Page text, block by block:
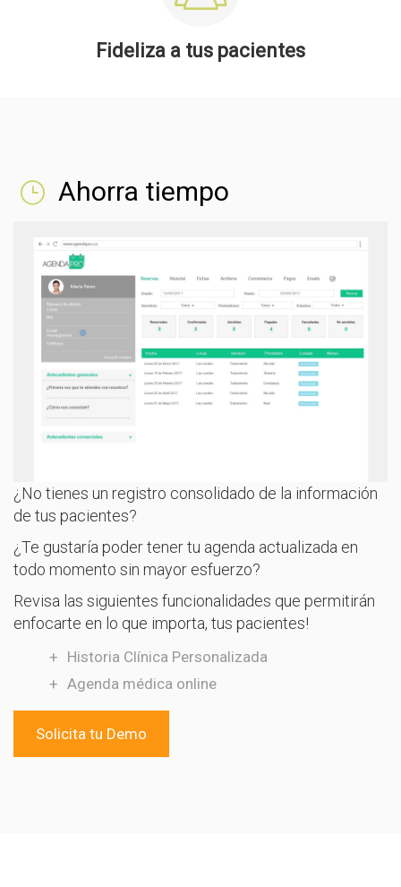
Fideliza a tus pacientes
Ahorra tiempo
¿No tienes un registro consolidado de la información
de tus pacientes?
¿Te gustaría poder tener tu agenda actualizada en
todo momento sin mayor esfuerzo?
Revisa las siguientes funcionalidades que permitirán
enfocarte en lo que importa, tus pacientes!
Historia Clínica Personalizada
Agenda médica online
Solicita tu Demo